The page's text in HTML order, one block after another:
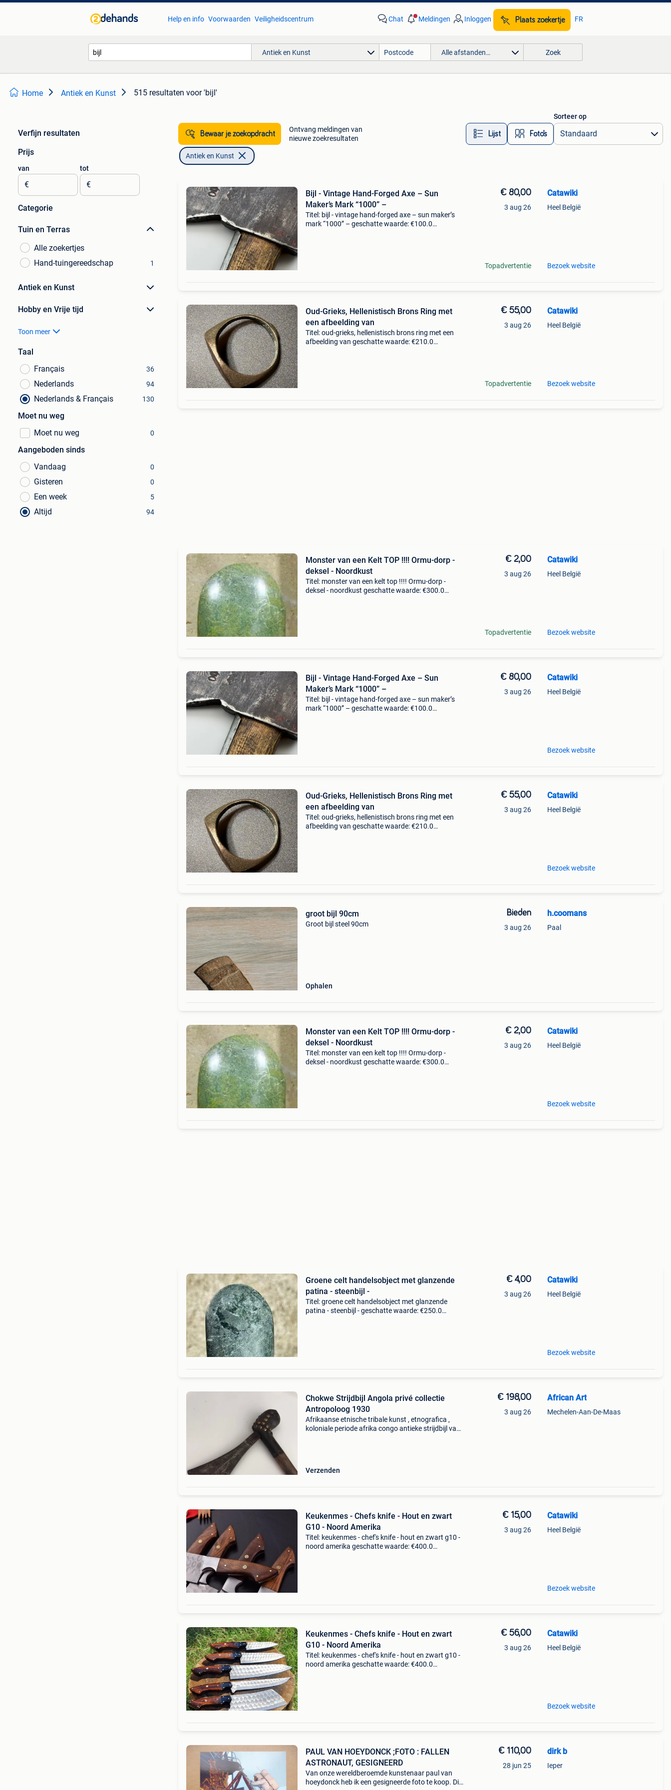
Help en info Voorwaarden Veiligheidscentrum Chat Meldingen Inloggen Plaats zoekertje FR
Antiek en Kunst Alle afstanden… Zoek
Home Antiek en Kunst 515 resultaten voor 'bijl'
Verfijn resultaten
Prijs
van
€
tot
€
Categorie
Tuin en Terras
Alle zoekertjes
Hand-tuingereedschap
1
Antiek en Kunst
Hobby en Vrije tijd
Toon meer
Taal
Français
36
Nederlands 94
Nederlands & Français 130
Moet nu weg
Moet nu weg
0
Aangeboden sinds
Vandaag
0
Gisteren 0
Een week 5
Altijd 94
Bewaar je zoekopdracht
Ontvang meldingen van
nieuwe zoekresultaten
Lijst Foto’s
Sorteer op
Antiek en Kunst
Bijl - Vintage Hand-Forged Axe – Sun
Maker’s Mark “1000” –
Titel: bijl - vintage hand-forged axe – sun maker’s
mark “1000” – geschatte waarde: €100.0
€ 80,00
3 aug 26
Topadvertentie
Catawiki
Heel België
Bezoek website
Oud-Grieks, Hellenistisch Brons Ring met
een afbeelding van
Titel: oud-grieks, hellenistisch brons ring met een
afbeelding van geschatte waarde: €210.0
€ 55,00
3 aug 26
Topadvertentie
Catawiki
Heel België
Bezoek website
Monster van een Kelt TOP !!!! Ormu-dorp -
deksel - Noordkust
Titel: monster van een kelt top !!!! Ormu-dorp -
deksel - noordkust geschatte waarde: €300.0
€ 2,00
3 aug 26
Topadvertentie
Catawiki
Heel België
Bezoek website
Bijl - Vintage Hand-Forged Axe – Sun
Maker’s Mark “1000” –
Titel: bijl - vintage hand-forged axe – sun maker’s
mark “1000” – geschatte waarde: €100.0
€ 80,00
3 aug 26
Catawiki
Heel België
Bezoek website
Oud-Grieks, Hellenistisch Brons Ring met
een afbeelding van
Titel: oud-grieks, hellenistisch brons ring met een
afbeelding van geschatte waarde: €210.0
€ 55,00
3 aug 26
Catawiki
Heel België
Bezoek website
groot bijl 90cm
Groot bijl steel 90cm
Ophalen
Bieden
3 aug 26
h.coomans
Paal
Monster van een Kelt TOP !!!! Ormu-dorp -
deksel - Noordkust
Titel: monster van een kelt top !!!! Ormu-dorp -
deksel - noordkust geschatte waarde: €300.0
€ 2,00
3 aug 26
Catawiki
Heel België
Bezoek website
Groene celt handelsobject met glanzende
patina - steenbijl -
Titel: groene celt handelsobject met glanzende
patina - steenbijl - geschatte waarde: €250.0
€ 4,00
3 aug 26
Catawiki
Heel België
Bezoek website
Chokwe Strijdbijl Angola privé collectie
Antropoloog 1930
Afrikaanse etnische tribale kunst , etnografica ,
koloniale periode afrika congo antieke strijdbijl van
Verzenden
€ 198,00
3 aug 26
African Art
Mechelen-Aan-De-Maas
Keukenmes - Chefs knife - Hout en zwart
G10 - Noord Amerika
Titel: keukenmes - chef's knife - hout en zwart g10 -
noord amerika geschatte waarde: €400.0
€ 15,00
3 aug 26
Catawiki
Heel België
Bezoek website
Keukenmes - Chefs knife - Hout en zwart
G10 - Noord Amerika
Titel: keukenmes - chef's knife - hout en zwart g10 -
noord amerika geschatte waarde: €400.0
€ 56,00
3 aug 26
Catawiki
Heel België
Bezoek website
PAUL VAN HOEYDONCK ;FOTO : FALLEN
ASTRONAUT, GESIGNEERD
Van onze wereldberoemde kunstenaar paul van
hoeydonck heb ik een gesigneerde foto te koop. Dit
€ 110,00
28 jun 25
dirk b
Ieper